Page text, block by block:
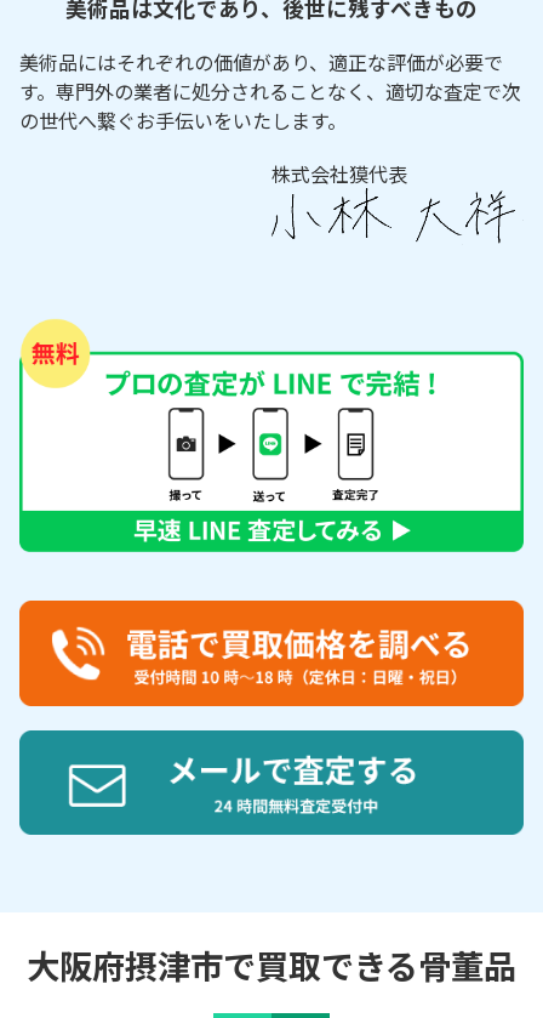
美術品は文化であり、後世に残すべきもの
美術品にはそれぞれの価値があり、適正な評価が必要で
す。専門外の業者に処分されることなく、適切な査定で次
の世代へ繋ぐお手伝いをいたします。
株式会社獏代表
大阪府摂津市で買取できる骨董品